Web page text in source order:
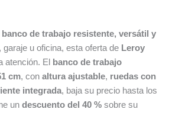
banco de trabajo resistente, versátil y
garaje u oficina, esta oferta de Leroy
atención. El
banco de trabajo
cm, con altura ajustable, ruedas con
integrada, baja su precio hasta los
un descuento del 40 % sobre su
su
precio
mínimo
histórico
por
solo
2026:
deporte,
hogar
y
las
mejores
de
2026:
las
ofertas
destacadas
ofertas
del
7
al
9
de